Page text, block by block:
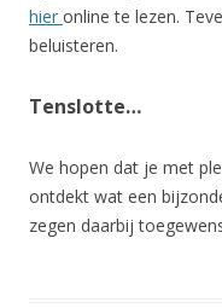
hier online te lezen.
beluisteren.
Tenslotte…
We hopen dat je met
ontdekt wat een
zegen daarbij